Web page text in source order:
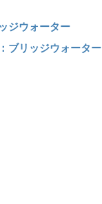
ジウォーター
ブリッジウォーター